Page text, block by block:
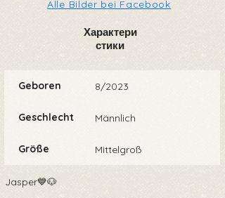
Alle Bilder bei Facebook
Характери
стики
Geboren 8/2023
Geschlecht Männlich
Größe Mittelgroß
Jasper💙🐶